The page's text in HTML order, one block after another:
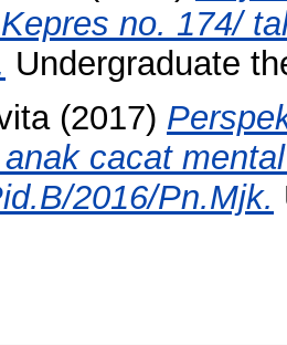
no. 174/
Undergraduate
(2017)
cacat
2016/Pn.Mjk.